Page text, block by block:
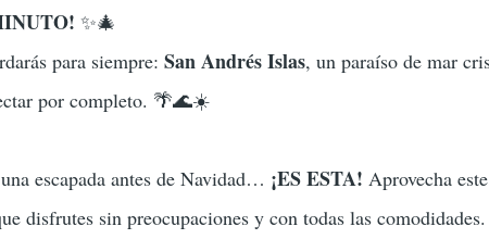
✨🎄
para siempre: San Andrés Islas, un paraíso de mar
por completo. 🌴🌊☀️
escapada antes de Navidad… ¡ES ESTA! Aprovecha
disfrutes sin preocupaciones y con todas las comodidades.